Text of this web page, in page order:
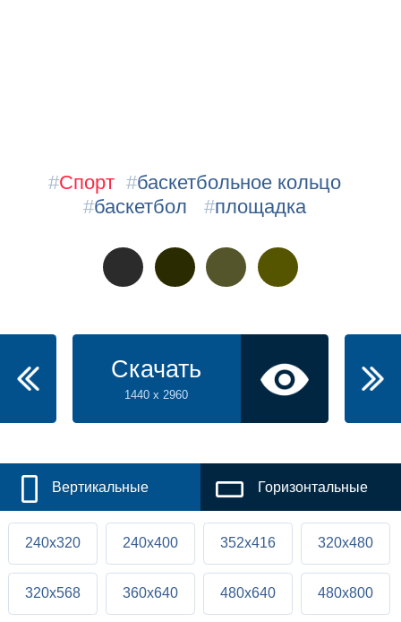
#Спорт #баскетбольное кольцо
#баскетбол #площадка
Скачать
1440 x 2960
Вертикальные Горизонтальные
240x320 240x400 352x416 320x480
320x568 360x640 480x640 480x800